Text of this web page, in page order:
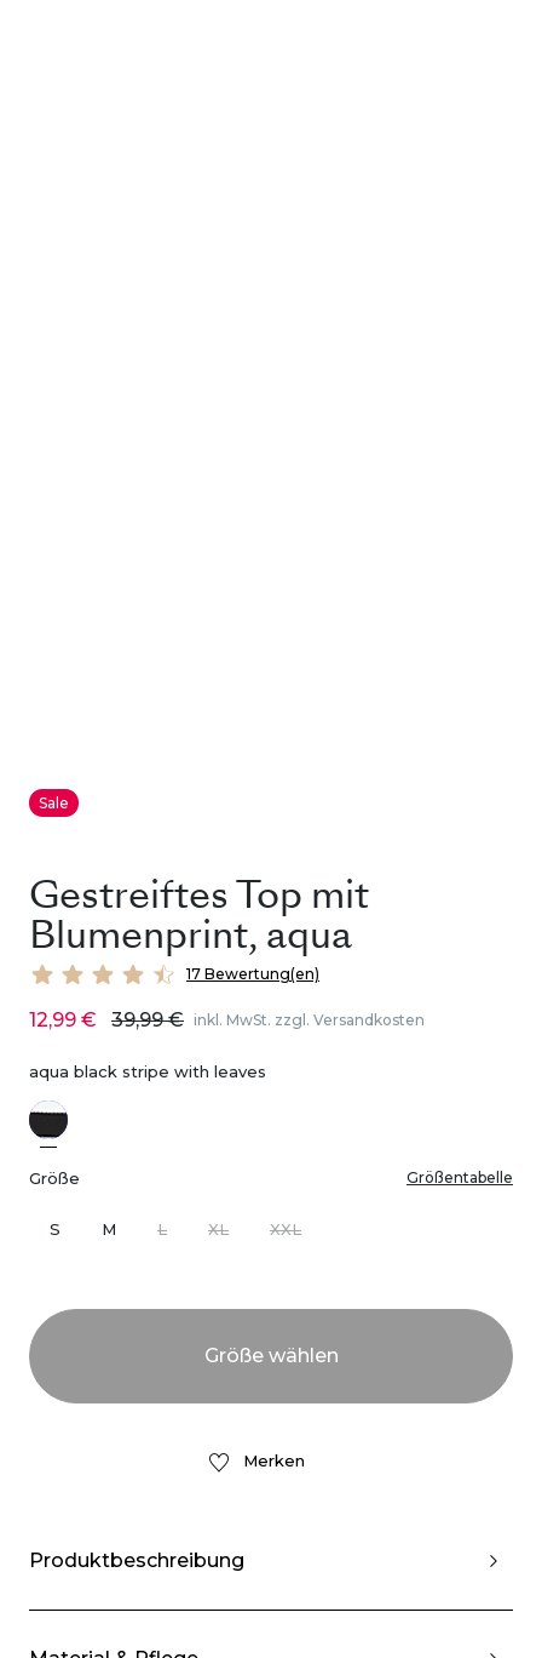
Sale
Gestreiftes Top mit
Blumenprint, aqua
17 Bewertung(en)
12,99 € 39,99 € inkl. MwSt. zzgl. Versandkosten
aqua black stripe with leaves
Größe Größentabelle
S M L XL XXL
Merken
Produktbeschreibung